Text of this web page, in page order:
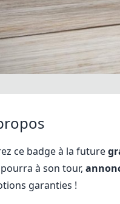
ce badge à la future
pourra à son tour,
garanties !